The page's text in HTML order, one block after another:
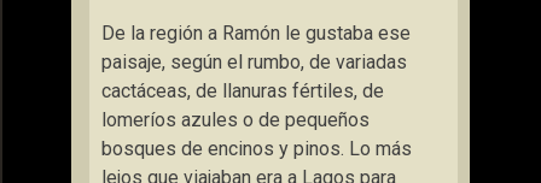
De la región a Ramón le gustaba ese
paisaje, según el rumbo, de variadas
cactáceas, de llanuras fértiles, de
lomeríos azules o de pequeños
bosques de encinos y pinos. Lo más
lejos que viajaban era a Lagos para